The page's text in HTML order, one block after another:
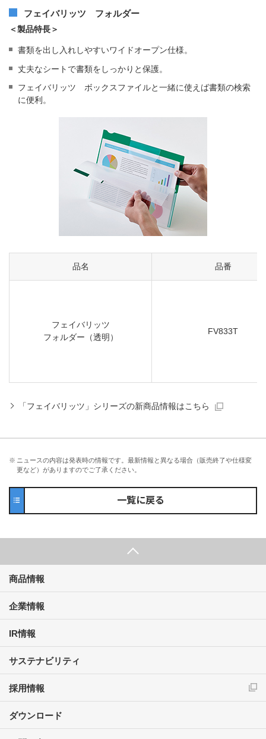
フェイバリッツ フォルダー
＜製品特長＞
書類を出し入れしやすいワイドオープン仕様。
丈夫なシートで書類をしっかりと保護。
フェイバリッツ ボックスファイルと一緒に使えば書類の検索
に便利。
品名 品番
フェイバリッツ
フォルダー（透明）
FV833T
「フェイバリッツ」シリーズの新商品情報はこちら
※ ニュースの内容は発表時の情報です。最新情報と異なる場合（販売終了や仕様変
更など）がありますのでご了承ください。
一覧に戻る
商品情報
企業情報
IR情報
サステナビリティ
採用情報
ダウンロード